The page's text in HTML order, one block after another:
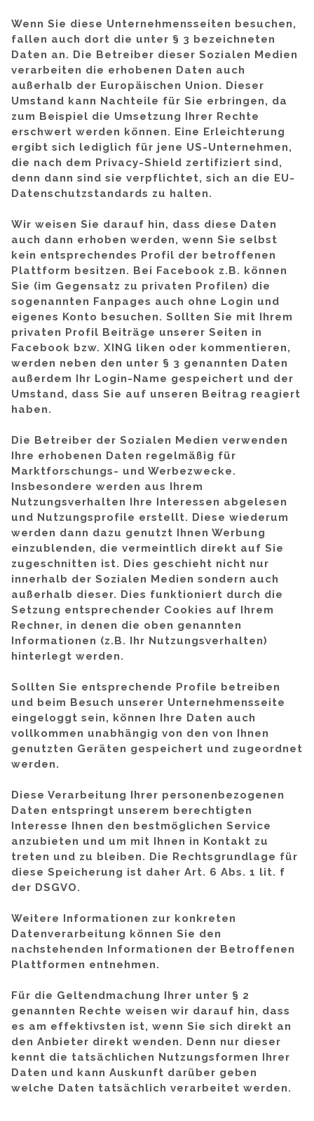
Wenn Sie diese Unternehmensseiten besuchen,
fallen auch dort die unter § 3 bezeichneten
Daten an. Die Betreiber dieser Sozialen Medien
verarbeiten die erhobenen Daten auch
außerhalb der Europäischen Union. Dieser
Umstand kann Nachteile für Sie erbringen, da
zum Beispiel die Umsetzung Ihrer Rechte
erschwert werden können. Eine Erleichterung
ergibt sich lediglich für jene US-Unternehmen,
die nach dem Privacy-Shield zertifiziert sind,
denn dann sind sie verpflichtet, sich an die EU-
Datenschutzstandards zu halten.
Wir weisen Sie darauf hin, dass diese Daten
auch dann erhoben werden, wenn Sie selbst
kein entsprechendes Profil der betroffenen
Plattform besitzen. Bei Facebook z.B. können
Sie (im Gegensatz zu privaten Profilen) die
sogenannten Fanpages auch ohne Login und
eigenes Konto besuchen. Sollten Sie mit Ihrem
privaten Profil Beiträge unserer Seiten in
Facebook bzw. XING liken oder kommentieren,
werden neben den unter § 3 genannten Daten
außerdem Ihr Login-Name gespeichert und der
Umstand, dass Sie auf unseren Beitrag reagiert
haben.
Die Betreiber der Sozialen Medien verwenden
Ihre erhobenen Daten regelmäßig für
Marktforschungs- und Werbezwecke.
Insbesondere werden aus Ihrem
Nutzungsverhalten Ihre Interessen abgelesen
und Nutzungsprofile erstellt. Diese wiederum
werden dann dazu genutzt Ihnen Werbung
einzublenden, die vermeintlich direkt auf Sie
zugeschnitten ist. Dies geschieht nicht nur
innerhalb der Sozialen Medien sondern auch
außerhalb dieser. Dies funktioniert durch die
Setzung entsprechender Cookies auf Ihrem
Rechner, in denen die oben genannten
Informationen (z.B. Ihr Nutzungsverhalten)
hinterlegt werden.
Sollten Sie entsprechende Profile betreiben
und beim Besuch unserer Unternehmensseite
eingeloggt sein, können Ihre Daten auch
vollkommen unabhängig von den von Ihnen
genutzten Geräten gespeichert und zugeordnet
werden.
Diese Verarbeitung Ihrer personenbezogenen
Daten entspringt unserem berechtigten
Interesse Ihnen den bestmöglichen Service
anzubieten und um mit Ihnen in Kontakt zu
treten und zu bleiben. Die Rechtsgrundlage für
diese Speicherung ist daher Art. 6 Abs. 1 lit. f
der DSGVO.
Weitere Informationen zur konkreten
Datenverarbeitung können Sie den
nachstehenden Informationen der Betroffenen
Plattformen entnehmen.
Für die Geltendmachung Ihrer unter § 2
genannten Rechte weisen wir darauf hin, dass
es am effektivsten ist, wenn Sie sich direkt an
den Anbieter direkt wenden. Denn nur dieser
kennt die tatsächlichen Nutzungsformen Ihrer
Daten und kann Auskunft darüber geben
welche Daten tatsächlich verarbeitet werden.